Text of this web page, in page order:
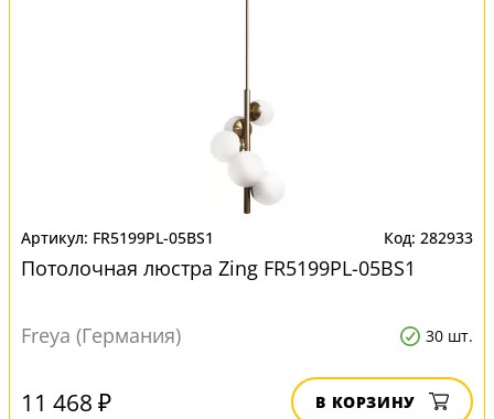
FR5199PL-05BS1 282933
Потолочная люстра Zing FR5199PL-05BS1
Freya (Германия) 30 шт.
11 468 ₽ В КОРЗИНУ